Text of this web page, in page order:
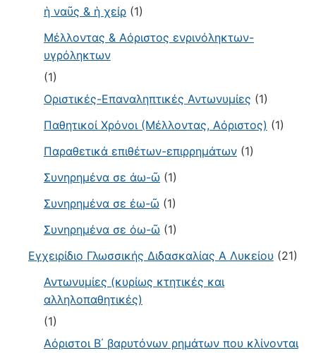
ἡ ναῦς & ἡ χείρ(1)
Μέλλοντας & Αόριστος ενρινόληκτων-
υγρόληκτων
(1)
Οριστικές-Επαναληπτικές Αντωνυμίες (1)
Παθητικοί Χρόνοι (Μέλλοντας, Αόριστος) (1)
Παραθετικά επιθέτων-επιρρημάτων(1)
Συνηρημένα σε άω-ῶ (1)
Συνηρημένα σε έω-ῶ (1)
Συνηρημένα σε όω-ῶ (1)
Εγχειρίδιο Γλωσσικής Διδασκαλίας Α Λυκείου (21)
Αντωνυμίες (κυρίως κτητικές και
αλληλοπαθητικές)
(1)
Αόριστοι Β΄ βαρυτόνων ρημάτων που κλίνονται